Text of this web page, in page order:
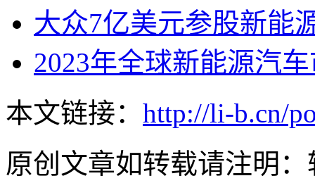
大众7亿美元参股新能
2023年全球新能源汽
本文链接： http://li-b.cn/
原创文章如转载请注明：